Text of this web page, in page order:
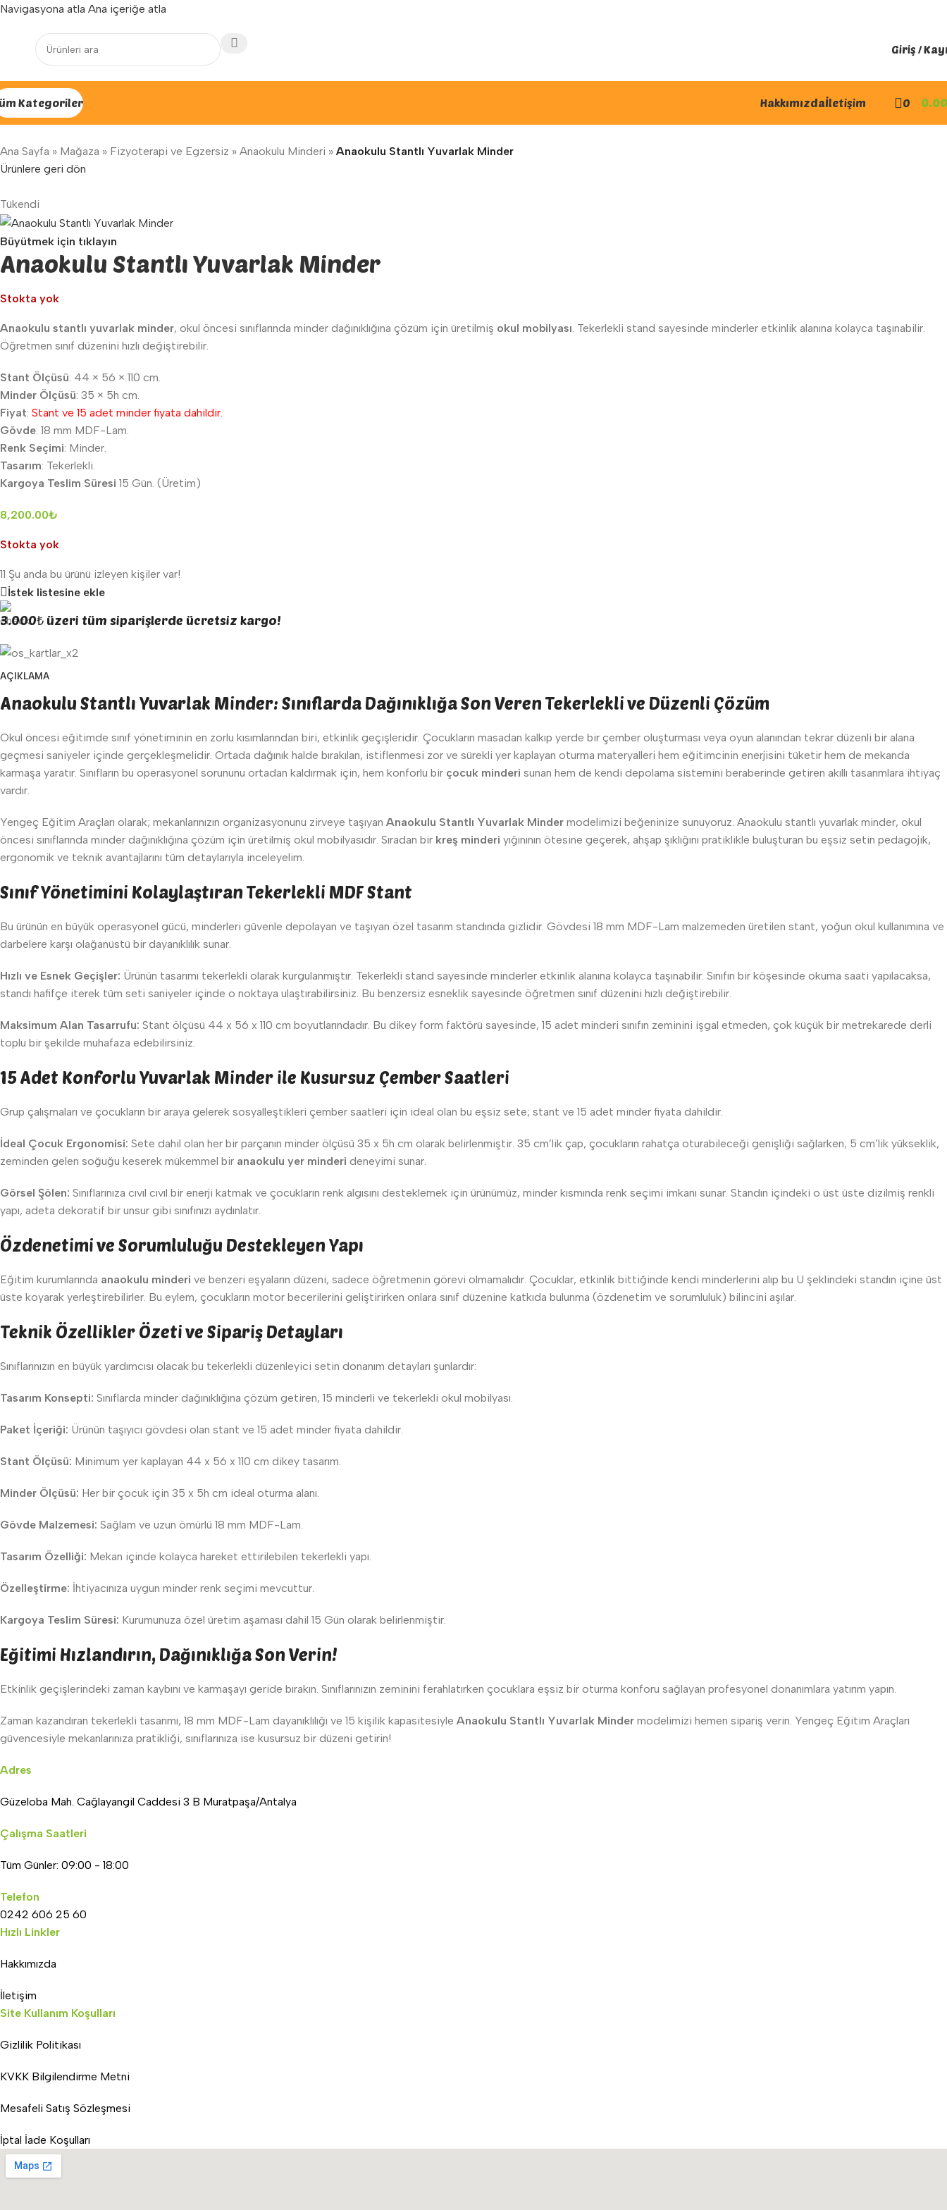
Navigasyona atla Ana içeriğe atla
Yenilenen arayüzümüz ile hizmetinizdeyiz...
Giriş /
Kategoriler Hakkımızdaİletişim 0 0.00
Ana Sayfa » Mağaza » Fizyoterapi ve Egzersiz » Anaokulu Minderi » Anaokulu Stantlı Yuvarlak Minder
Ürünlere geri dön
Tükendi
Büyütmek için tıklayın
Anaokulu Stantlı Yuvarlak Minder
Stokta yok
Anaokulu stantlı yuvarlak minder, okul öncesi sınıflarında minder dağınıklığına çözüm için üretilmiş okul mobilyası . Tekerlekli stand sayesinde minderler etkinlik alanına kolayca taşınabilir.
Öğretmen sınıf düzenini hızlı değiştirebilir.
Stant Ölçüsü: 44 × 56 × 110 cm.
Minder Ölçüsü: 35 × 5h cm.
Fiyat: Stant ve 15 adet minder fiyata dahildir.
Gövde: 18 mm MDF-Lam.
Renk Seçimi: Minder.
Tasarım: Tekerlekli.
Kargoya Teslim Süresi 15 Gün. (Üretim)
8,200.00₺
Stokta yok
11 Şu anda bu ürünü izleyen kişiler var!
İstek listesine ekle
3.000₺ üzeri tüm siparişlerde ücretsiz kargo!
AÇIKLAMA
Anaokulu Stantlı Yuvarlak Minder: Sınıflarda Dağınıklığa Son Veren Tekerlekli ve Düzenli Çözüm
Okul öncesi eğitimde sınıf yönetiminin en zorlu kısımlarından biri, etkinlik geçişleridir. Çocukların masadan kalkıp yerde bir çember oluşturması veya oyun alanından tekrar düzenli bir alana
geçmesi saniyeler içinde gerçekleşmelidir. Ortada dağınık halde bırakılan, istiflenmesi zor ve sürekli yer kaplayan oturma materyalleri hem eğitimcinin enerjisini tüketir hem de mekanda
karmaşa yaratır. Sınıfların bu operasyonel sorununu ortadan kaldırmak için, hem konforlu bir çocuk minderi sunan hem de kendi depolama sistemini beraberinde getiren akıllı tasarımlara ihtiyaç
vardır.
Yengeç Eğitim Araçları olarak; mekanlarınızın organizasyonunu zirveye taşıyan Anaokulu Stantlı Yuvarlak Minder modelimizi beğeninize sunuyoruz. Anaokulu stantlı yuvarlak minder, okul
öncesi sınıflarında minder dağınıklığına çözüm için üretilmiş okul mobilyasıdır. Sıradan bir kreş minderi yığınının ötesine geçerek, ahşap şıklığını pratiklikle buluşturan bu eşsiz setin pedagojik,
ergonomik ve teknik avantajlarını tüm detaylarıyla inceleyelim.
Sınıf Yönetimini Kolaylaştıran Tekerlekli MDF Stant
Bu ürünün en büyük operasyonel gücü, minderleri güvenle depolayan ve taşıyan özel tasarım standında gizlidir. Gövdesi 18 mm MDF-Lam malzemeden üretilen stant, yoğun okul kullanımına ve
darbelere karşı olağanüstü bir dayanıklılık sunar.
Hızlı ve Esnek Geçişler: Ürünün tasarımı tekerlekli olarak kurgulanmıştır. Tekerlekli stand sayesinde minderler etkinlik alanına kolayca taşınabilir. Sınıfın bir köşesinde okuma saati yapılacaksa,
standı hafifçe iterek tüm seti saniyeler içinde o noktaya ulaştırabilirsiniz. Bu benzersiz esneklik sayesinde öğretmen sınıf düzenini hızlı değiştirebilir.
Maksimum Alan Tasarrufu: Stant ölçüsü 44 x 56 x 110 cm boyutlarındadır. Bu dikey form faktörü sayesinde, 15 adet minderi sınıfın zeminini işgal etmeden, çok küçük bir metrekarede derli
toplu bir şekilde muhafaza edebilirsiniz.
15 Adet Konforlu Yuvarlak Minder ile Kusursuz Çember Saatleri
Grup çalışmaları ve çocukların bir araya gelerek sosyalleştikleri çember saatleri için ideal olan bu eşsiz sete; stant ve 15 adet minder fiyata dahildir.
İdeal Çocuk Ergonomisi: Sete dahil olan her bir parçanın minder ölçüsü 35 x 5h cm olarak belirlenmiştir. 35 cm’lik çap, çocukların rahatça oturabileceği genişliği sağlarken; 5 cm’lik yükseklik,
zeminden gelen soğuğu keserek mükemmel bir anaokulu yer minderi deneyimi sunar.
Görsel Şölen: Sınıflarınıza cıvıl cıvıl bir enerji katmak ve çocukların renk algısını desteklemek için ürünümüz, minder kısmında renk seçimi imkanı sunar. Standın içindeki o üst üste dizilmiş renkli
yapı, adeta dekoratif bir unsur gibi sınıfınızı aydınlatır.
Özdenetimi ve Sorumluluğu Destekleyen Yapı
Eğitim kurumlarında anaokulu minderi ve benzeri eşyaların düzeni, sadece öğretmenin görevi olmamalıdır. Çocuklar, etkinlik bittiğinde kendi minderlerini alıp bu U şeklindeki standın içine üst
üste koyarak yerleştirebilirler. Bu eylem, çocukların motor becerilerini geliştirirken onlara sınıf düzenine katkıda bulunma (özdenetim ve sorumluluk) bilincini aşılar.
Teknik Özellikler Özeti ve Sipariş Detayları
Sınıflarınızın en büyük yardımcısı olacak bu tekerlekli düzenleyici setin donanım detayları şunlardır:
Tasarım Konsepti: Sınıflarda minder dağınıklığına çözüm getiren, 15 minderli ve tekerlekli okul mobilyası.
Paket İçeriği: Ürünün taşıyıcı gövdesi olan stant ve 15 adet minder fiyata dahildir.
Stant Ölçüsü: Minimum yer kaplayan 44 x 56 x 110 cm dikey tasarım.
Minder Ölçüsü: Her bir çocuk için 35 x 5h cm ideal oturma alanı.
Gövde Malzemesi: Sağlam ve uzun ömürlü 18 mm MDF-Lam.
Tasarım Özelliği: Mekan içinde kolayca hareket ettirilebilen tekerlekli yapı.
Özelleştirme: İhtiyacınıza uygun minder renk seçimi mevcuttur.
Kargoya Teslim Süresi: Kurumunuza özel üretim aşaması dahil 15 Gün olarak belirlenmiştir.
Eğitimi Hızlandırın, Dağınıklığa Son Verin!
Etkinlik geçişlerindeki zaman kaybını ve karmaşayı geride bırakın. Sınıflarınızın zeminini ferahlatırken çocuklara eşsiz bir oturma konforu sağlayan profesyonel donanımlara yatırım yapın.
Zaman kazandıran tekerlekli tasarımı, 18 mm MDF-Lam dayanıklılığı ve 15 kişilik kapasitesiyle Anaokulu Stantlı Yuvarlak Minder modelimizi hemen sipariş verin. Yengeç Eğitim Araçları
güvencesiyle mekanlarınıza pratikliği, sınıflarınıza ise kusursuz bir düzeni getirin!
Adres
Güzeloba Mah. Cağlayangil Caddesi 3 B Muratpaşa/Antalya
Çalışma Saatleri
Tüm Günler: 09:00 - 18:00
Telefon
0242 606 25 60
Hızlı Linkler
Hakkımızda
İletişim
Site Kullanım Koşulları
Gizlilik Politikası
KVKK Bilgilendirme Metni
Mesafeli Satış Sözleşmesi
İptal İade Koşulları